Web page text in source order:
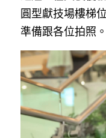
圓型獻技場樓梯
準備跟各位拍照。